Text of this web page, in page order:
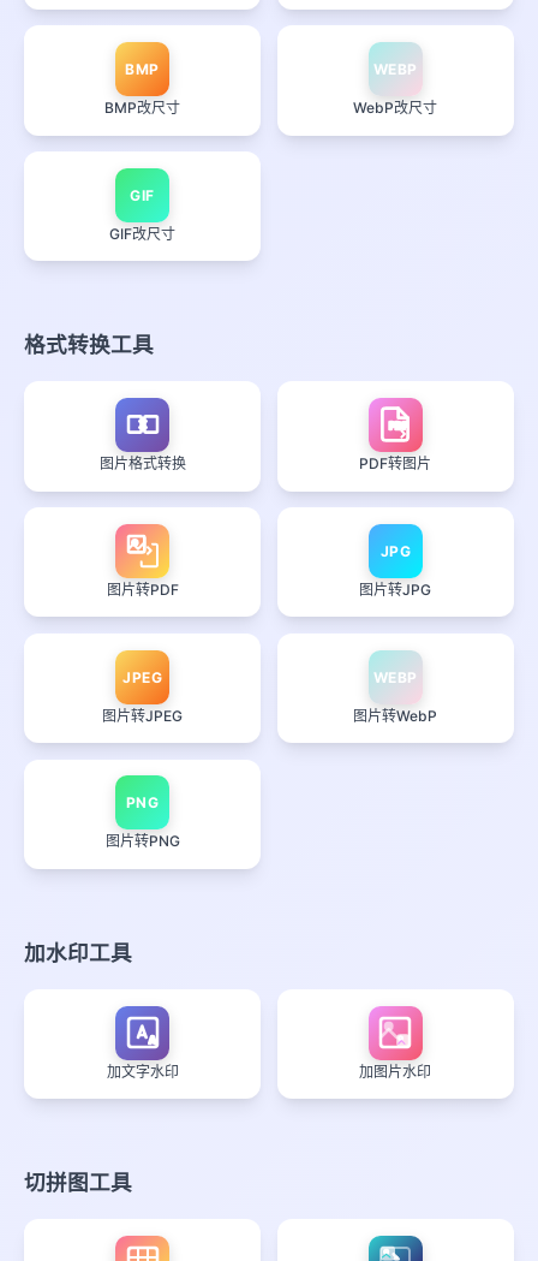
BMP
BMP改尺寸
WEBP
WebP改尺寸
GIF
GIF改尺寸
格式转换工具
图片格式转换
PDF
PDF转图片
图片转PDF
JPG
图片转JPG
JPEG
图片转JPEG
WEBP
图片转WebP
PNG
图片转PNG
加水印工具
A
加文字水印 加图片水印
切拼图工具